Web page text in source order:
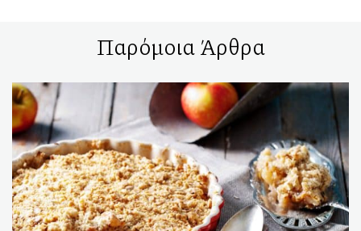
Παρόμοια Άρθρα